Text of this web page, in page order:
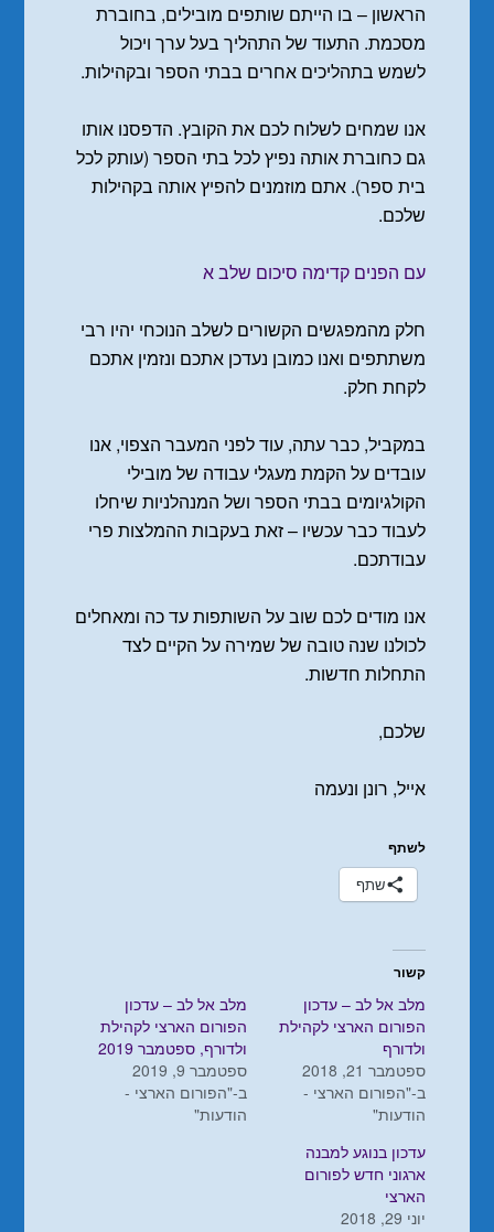
הראשון – בו הייתם שותפים מובילים, בחוברת
מסכמת. התעוד של התהליך בעל ערך ויכול
לשמש בתהליכים אחרים בבתי הספר ובקהילות.
אנו שמחים לשלוח לכם את הקובץ. הדפסנו אותו
גם כחוברת אותה נפיץ לכל בתי הספר (עותק לכל
בית ספר). אתם מוזמנים להפיץ אותה בקהילות
שלכם.
עם הפנים קדימה סיכום שלב א
חלק מהמפגשים הקשורים לשלב הנוכחי יהיו רבי
משתתפים ואנו כמובן נעדכן אתכם ונזמין אתכם
לקחת חלק.
במקביל, כבר עתה, עוד לפני המעבר הצפוי, אנו
עובדים על הקמת מעגלי עבודה של מובילי
הקולגיומים בבתי הספר ושל המנהלניות שיחלו
לעבוד כבר עכשיו – זאת בעקבות ההמלצות פרי
עבודתכם.
אנו מודים לכם שוב על השותפות עד כה ומאחלים
לכולנו שנה טובה של שמירה על הקיים לצד
התחלות חדשות.
שלכם,
אייל, רונן ונעמה
לשתף
שתף
קשור
מלב אל לב – עדכון
הפורום הארצי לקהילת
ולדורף
ספטמבר 21, 2018
ב-"הפורום הארצי -
הודעות"
מלב אל לב – עדכון
הפורום הארצי לקהילת
ולדורף, ספטמבר 2019
ספטמבר 9, 2019
ב-"הפורום הארצי -
הודעות"
עדכון בנוגע למבנה
ארגוני חדש לפורום
הארצי‎
יוני 29, 2018